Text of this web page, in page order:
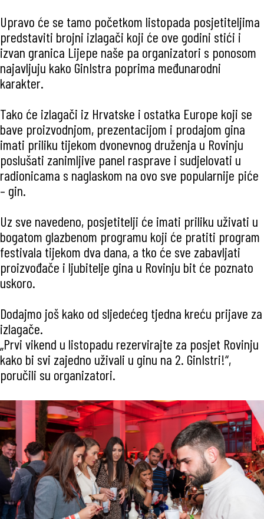
Upravo će se tamo početkom listopada posjetiteljima
predstaviti brojni izlagači koji će ove godini stići i
izvan granica Lijepe naše pa organizatori s ponosom
najavljuju kako GinIstra poprima međunarodni
karakter.
Tako će izlagači iz Hrvatske i ostatka Europe koji se
bave proizvodnjom, prezentacijom i prodajom gina
imati priliku tijekom dvonevnog druženja u Rovinju
poslušati zanimljive panel rasprave i sudjelovati u
radionicama s naglaskom na ovo sve popularnije piće
– gin.
Uz sve navedeno, posjetitelji će imati priliku uživati u
bogatom glazbenom programu koji će pratiti program
festivala tijekom dva dana, a tko će sve zabavljati
proizvođače i ljubitelje gina u Rovinju bit će poznato
uskoro.
Dodajmo još kako od sljedećeg tjedna kreću prijave za
izlagače.
„Prvi vikend u listopadu rezervirajte za posjet Rovinju
kako bi svi zajedno uživali u ginu na 2. GinIstri!“,
poručili su organizatori.